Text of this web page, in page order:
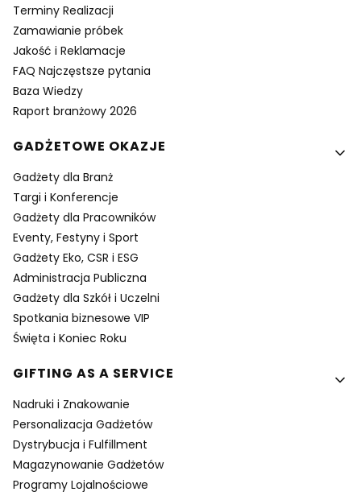
Terminy Realizacji
Zamawianie próbek
Jakość i Reklamacje
FAQ Najczęstsze pytania
Baza Wiedzy
Raport branżowy 2026
GADŻETOWE OKAZJE
Gadżety dla Branż
Targi i Konferencje
Gadżety dla Pracowników
Eventy, Festyny i Sport
Gadżety Eko, CSR i ESG
Administracja Publiczna
Gadżety dla Szkół i Uczelni
Spotkania biznesowe VIP
Święta i Koniec Roku
GIFTING AS A SERVICE
Nadruki i Znakowanie
Personalizacja Gadżetów
Dystrybucja i Fulfillment
Magazynowanie Gadżetów
Programy Lojalnościowe